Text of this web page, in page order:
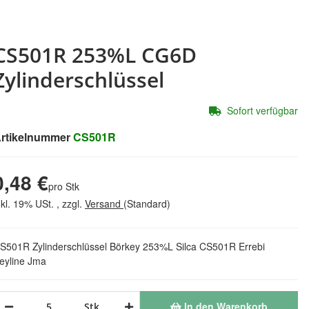
253%L CG6D
CS501R
Zylinderschlüssel Börkey 253%L Silca CS501R Errebi
Jma
€pro Stk
19% USt. , zzgl. Versand (Standard)
In den Warenkorb
Sofort verfügbar